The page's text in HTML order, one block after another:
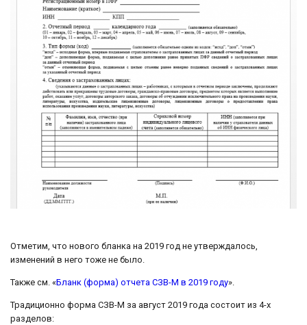
Отметим, что нового бланка на 2019 год не утверждалось,
изменений в него тоже не было.
Также см. «Бланк (форма) отчета СЗВ-М в 2019 году».
Традиционно форма СЗВ-М за август 2019 года состоит из 4-х
разделов: